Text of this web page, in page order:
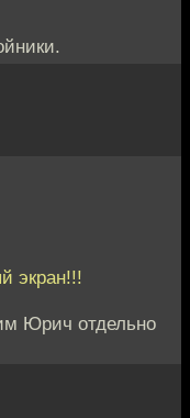
экран!!!
Юрич отдельно